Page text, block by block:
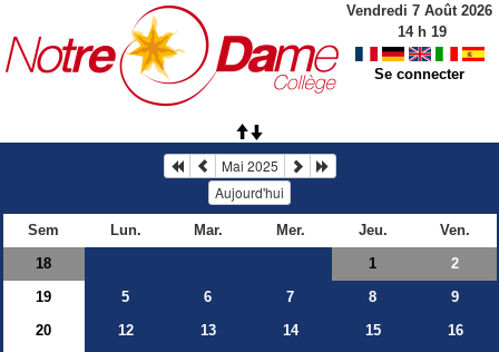
Vendredi 7 Août 2026
14h 19
Se connecter
Mai 2025
Aujourd'hui
Sem Lun. Mar. Mer. Jeu.
Ven.
18
1
2
19
5 6 7 8
9
20
12 13 14 15
16